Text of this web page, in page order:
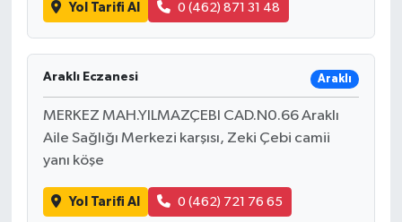
Yol Tarifi Al 0 (462) 871 31 48
Araklı Eczanesi Araklı
MERKEZ MAH.YILMAZÇEBI CAD.N0.66 Araklı
Aile Sağlığı Merkezi karşısı, Zeki Çebi camii
yanı köşe
Yol Tarifi Al 0 (462) 721 76 65